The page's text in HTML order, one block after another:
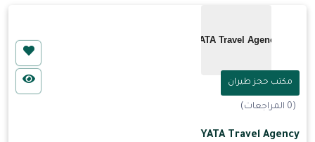
مكتب حجز طيران
(0 المراجعات)
YATA Travel Agency